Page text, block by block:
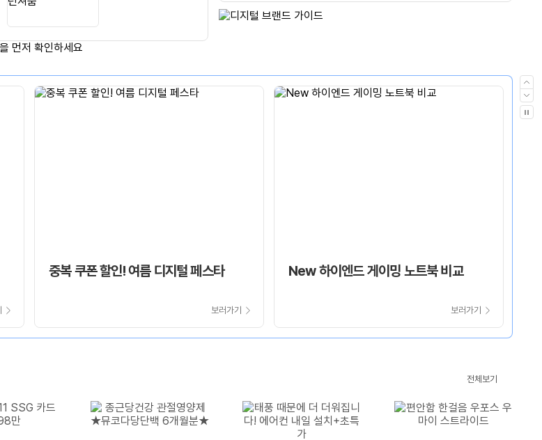
중복 쿠폰 할인! 여름 디지털 페스타
보러가기
New 하이엔드 게이밍 노트북 비교
보러가기
이
전
다
음
자
CM’s
Pick
전체보기